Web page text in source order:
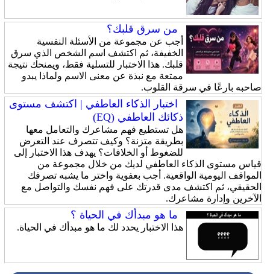
من سرق قلبك؟
أجب عن مجموعة من الأسئلة النفسية
الخفيفة، ثم اكتشف اسم الشخص الذي سرق
قلبك. هذا الاختبار للتسلية فقط، ويمنحك نتيجة
ممتعة مع نبذة عن معنى الاسم ولماذا يبدو
صاحبه بارعًا في سرقة القلوب.
اختبار الذكاء العاطفي | اكتشف مستوى
ذكائك العاطفي (EQ)
هل تستطيع فهم مشاعرك والتعامل معها
بطريقة متزنة؟ وكيف تتصرف عند التعرض
للضغوط أو الخلافات؟ يهدف هذا الاختبار إلى
قياس مستوى الذكاء العاطفي لديك من خلال مجموعة من
المواقف اليومية الواقعية. أجب بعفوية واختر ما يشبه تصرفك
الحقيقي، ثم اكتشف مدى قدرتك على فهم نفسك والتواصل مع
الآخرين وإدارة مشاعرك.
ما هو مبدأك في الحياة ؟
هذا الاختبار يحدد لك ما هو مبدأك في الحياة.